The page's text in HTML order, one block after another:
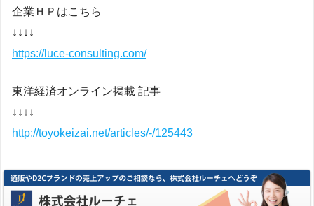
企業ＨＰはこちら
↓↓↓↓
https://luce-consulting.com/
東洋経済オンライン掲載 記事
↓↓↓↓
http://toyokeizai.net/articles/-/125443